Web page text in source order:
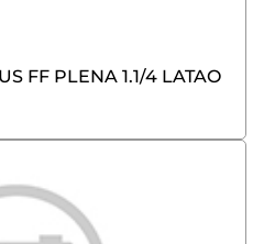
FF PLENA 1.1/4 LATAO